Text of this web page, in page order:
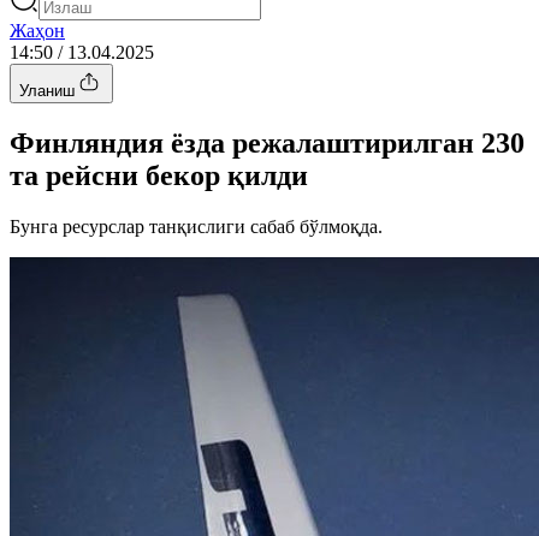
Жаҳон
14:50 / 13.04.2025
Уланиш
Финляндия ёзда режалаштирилган 230
та рейсни бекор қилди
Бунга ресурслар танқислиги сабаб бўлмоқда.